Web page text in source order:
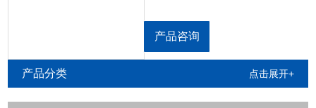
究室、半导体生产线、芯片、微处理
器等、LCD显示类产品、线路板生产
线、精密仪器、光学产品、工厂、集
产品咨询
产品分类 点击展开+